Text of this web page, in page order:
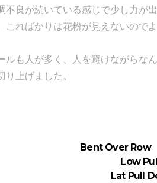
良が続いている感じで少し力が
こればかりは花粉が見えないので
も人が多く、人を避けながらな
り上げました。
Bent Over Row
Low
Lat Pull